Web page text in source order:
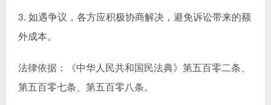
3. 如遇争议，各方应积极协商解决，避免诉讼带来的额
外成本。
法律依据：《中华人民共和国民法典》第五百零二条、
第五百零七条、第五百零八条。